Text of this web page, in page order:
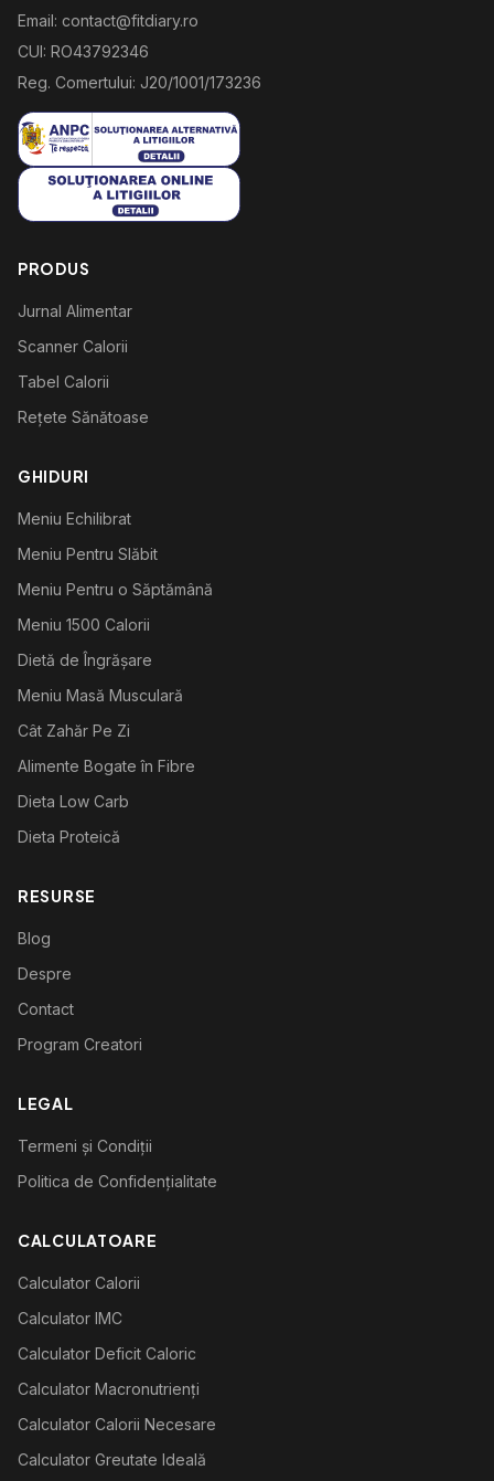
Email: contact@fitdiary.ro
CUI: RO43792346
Reg. Comertului: J20/1001/173236
PRODUS
Jurnal Alimentar
Scanner Calorii
Tabel Calorii
Rețete Sănătoase
GHIDURI
Meniu Echilibrat
Meniu Pentru Slăbit
Meniu Pentru o Săptămână
Meniu 1500 Calorii
Dietă de Îngrășare
Meniu Masă Musculară
Cât Zahăr Pe Zi
Alimente Bogate în Fibre
Dieta Low Carb
Dieta Proteică
RESURSE
Blog
Despre
Contact
Program Creatori
LEGAL
Termeni și Condiții
Politica de Confidențialitate
CALCULATOARE
Calculator Calorii
Calculator IMC
Calculator Deficit Caloric
Calculator Macronutrienți
Calculator Calorii Necesare
Calculator Greutate Ideală